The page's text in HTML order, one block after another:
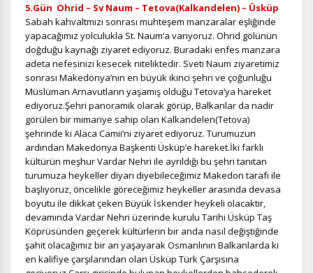
Size ve ilgi alanlarınıza uygun reklamlar göstermek için
kullanılır. Kapatırsanız reklamları görmeye devam
edersiniz, ancak daha az alakalı olabilirler.
Tercihleri Kaydet
5.Gün Ohrid – Sv Naum – Tetova(Kalkandelen) – Üsküp
Sabah kahvaltmızı sonrası muhteşem manzaralar eşliğinde
yapacağımız yolculukla St. Naum’a varıyoruz. Ohrid gölünün
doğduğu kaynağı ziyaret ediyoruz. Buradaki enfes manzara
adeta nefesinizi kesecek niteliktedir. Sveti Naum ziyaretimiz
sonrası Makedonya’nın en büyük ikinci şehri ve çoğunluğu
Müslüman Arnavutların yaşamış olduğu Tetova’ya hareket
ediyoruz.Şehri panoramik olarak görüp, Balkanlar da nadir
görülen bir mimariye sahip olan Kalkandelen(Tetova)
şehrinde ki Alaca Camii’ni ziyaret ediyoruz. Turumuzun
ardından Makedonya Başkenti Üsküp’e hareket.İki farklı
kültürün meşhur Vardar Nehri ile ayrıldığı bu şehri tanıtan
turumuza heykeller diyarı diyebileceğimiz Makedon tarafı ile
başlıyoruz, öncelikle göreceğimiz heykeller arasında devasa
boyutu ile dikkat çeken Büyük İskender heykeli olacaktır,
devamında Vardar Nehri üzerinde kurulu Tarihi Üsküp Taş
Köprüsünden geçerek kültürlerin bir anda nasıl değiştiğinde
şahit olacağımız bir an yaşayarak Osmanlının Balkanlarda ki
en kalifiye çarşılarından olan Üsküp Türk Çarşısına